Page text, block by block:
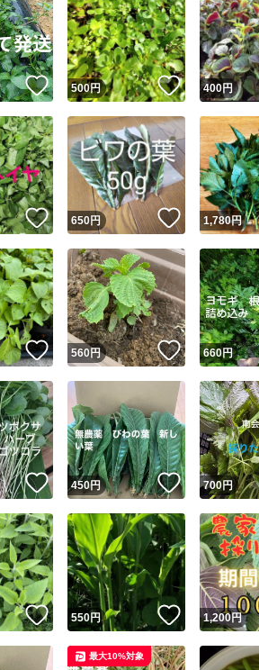
安心取引出品者
安心取引出品者 Yahoo!フ
取引実績
取引実績◯+ このユーザ
他フリマ実績◯+ このユーザ
スピード&安心発送
※このバッジは実績に基づく表示であり、
スピード＆安心発送
このユーザ
ます
スピード発送 このユーザ
安心発送 このユーザ
この商
商品画像の無断転載は禁止さ
コピーは1商品につき1回です
いいね！
500円 いいね！
400円
いいね！
650円 いいね！
1,780円
いいね！
560円 いいね！
660円
いいね！
450円 いいね！
700円
いいね！
550円 いいね！
1,200円
最大10%対象